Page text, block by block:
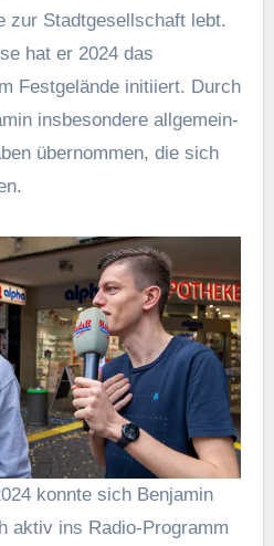
zur Stadtgesellschaft lebt.
hat er 2024 das
Festgelände initiiert. Durch
insbesondere allgemein-
übernommen, die sich
konnte sich Benjamin
aktiv ins Radio-Programm